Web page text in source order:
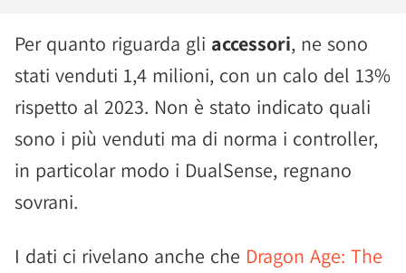
Per quanto riguarda gli accessori, ne sono
stati venduti 1,4 milioni, con un calo del 13%
rispetto al 2023. Non è stato indicato quali
sono i più venduti ma di norma i controller,
in particolar modo i DualSense, regnano
sovrani.
I dati ci rivelano anche che Dragon Age: The